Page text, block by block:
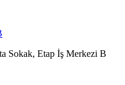
Sokak, Etap İş Merkezi B